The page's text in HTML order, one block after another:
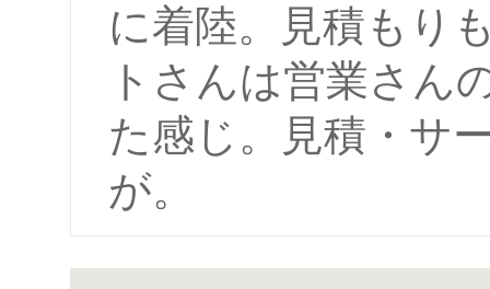
に着陸。見積もり
トさんは営業さん
た感じ。見積・サ
が。